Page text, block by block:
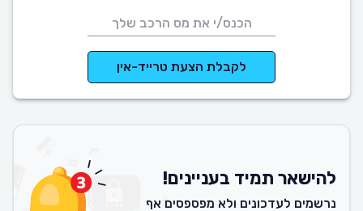
לקבלת הצעת טרייד-אין
להישאר תמיד בעניינים!
נרשמים לעדכונים ולא מפספסים אף